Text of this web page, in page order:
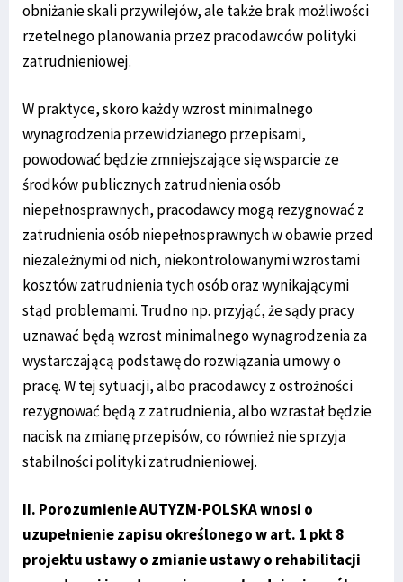
obniżanie skali przywilejów, ale także brak możliwości
rzetelnego planowania przez pracodawców polityki
zatrudnieniowej.
W praktyce, skoro każdy wzrost minimalnego
wynagrodzenia przewidzianego przepisami,
powodować będzie zmniejszające się wsparcie ze
środków publicznych zatrudnienia osób
niepełnosprawnych, pracodawcy mogą rezygnować z
zatrudnienia osób niepełnosprawnych w obawie przed
niezależnymi od nich, niekontrolowanymi wzrostami
kosztów zatrudnienia tych osób oraz wynikającymi
stąd problemami. Trudno np. przyjąć, że sądy pracy
uznawać będą wzrost minimalnego wynagrodzenia za
wystarczającą podstawę do rozwiązania umowy o
pracę. W tej sytuacji, albo pracodawcy z ostrożności
rezygnować będą z zatrudnienia, albo wzrastał będzie
nacisk na zmianę przepisów, co również nie sprzyja
stabilności polityki zatrudnieniowej.
II. Porozumienie AUTYZM-POLSKA wnosi o
uzupełnienie zapisu określonego w art. 1 pkt 8
projektu ustawy o zmianie ustawy o rehabilitacji